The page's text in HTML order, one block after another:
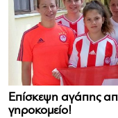
Επίσκεψη αγάπης
γηροκομείο!